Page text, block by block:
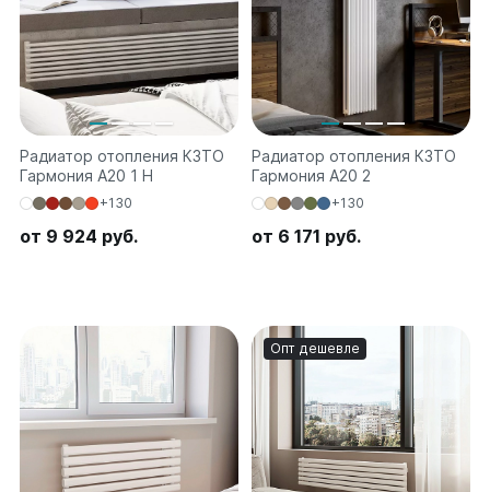
Quadrum Neo 50 V
Quadrum Neo 50 H
Завалинки
Завалинка Гармония
Завалинка РС
Радиатор отопления КЗТО
Гармония А20 1 H
+130
от 9 924 руб.
Радиатор отопления КЗТО
Гармония А20 2
+130
от 6 171 руб.
Опт дешевле